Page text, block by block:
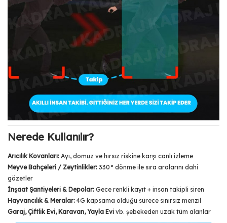
Nerede Kullanılır?
Arıcılık Kovanları: Ayı, domuz ve hırsız riskine karşı canlı izleme
Meyve Bahçeleri / Zeytinlikler: 330° dönme ile sıra aralarını dahi
gözetler
İnşaat Şantiyeleri & Depolar: Gece renkli kayıt + insan takipli siren
Hayvancılık & Meralar: 4G kapsama olduğu sürece sınırsız menzil
Garaj, Çiftlik Evi, Karavan, Yayla Evi vb. şebekeden uzak tüm alanlar